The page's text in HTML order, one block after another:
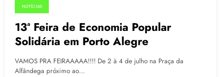
NOTÍCIAS
13ª Feira de Economia Popular
Solidária em Porto Alegre
VAMOS PRA FEIRAAAAA!!!! De 2 à 4 de julho na Praça da
Alfândega próximo ao…